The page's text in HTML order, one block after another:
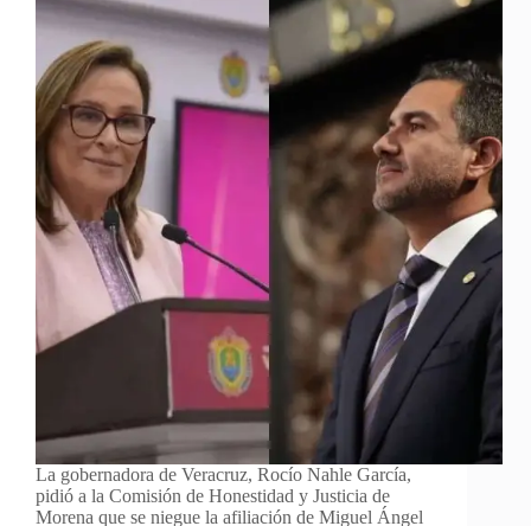
La gobernadora de Veracruz, Rocío Nahle García,
pidió a la Comisión de Honestidad y Justicia de
Morena que se niegue la afiliación de Miguel Ángel